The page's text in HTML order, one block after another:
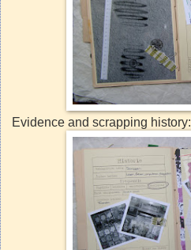
Evidence and scrapping history: